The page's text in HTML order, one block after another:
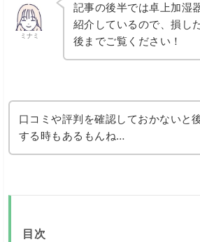
ミナミ
記事の後半では卓上加湿
紹介しているので、損し
後までご覧ください！
口コミや評判を確認しておかないと
する時もあるもんね…
目次